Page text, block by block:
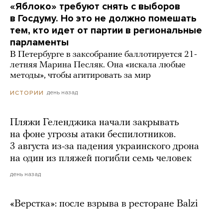
«Яблоко» требуют снять с выборов
в Госдуму. Но это не должно помешать
тем, кто идет от партии в региональные
парламенты
В Петербурге в заксобрание баллотируется 21-
летняя Марина Песляк. Она «искала любые
методы», чтобы агитировать за мир
ИСТОРИИ день назад
Пляжи Геленджика начали закрывать
на фоне угрозы атаки беспилотников.
3 августа из-за падения украинского дрона
на один из пляжей погибли семь человек
день назад
«Верстка»: после взрыва в ресторане Balzi